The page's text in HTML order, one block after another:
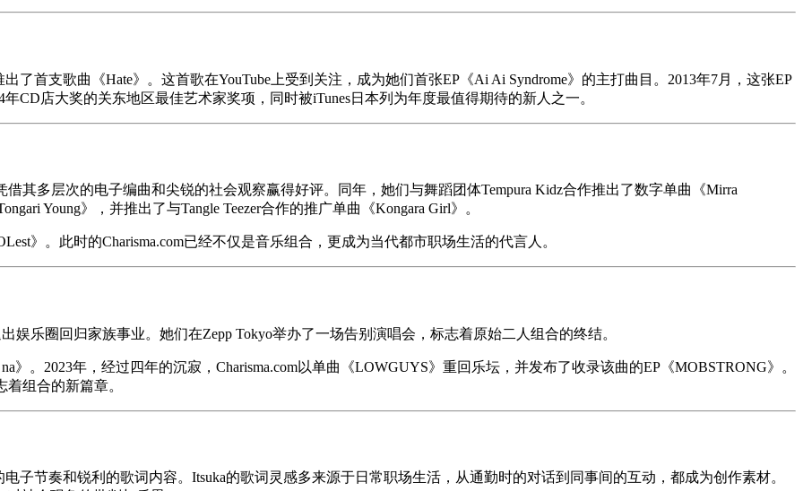
了首支歌曲《Hate》。这首歌在YouTube上受到关注，成为她们首张EP《Ai Ai Syndrome》的主打曲目。2013年7月，这张EP
CD店大奖的关东地区最佳艺术家奖项，同时被iTunes日本列为年度最值得期待的新人之一。
借其多层次的电子编曲和尖锐的社会观察赢得好评。同年，她们与舞蹈团体Tempura Kidz合作推出了数字单曲《Mirra
Young》，并推出了与Tangle Teezer合作的推广单曲《Kongara Girl》。
》。此时的Charisma.com已经不仅是音乐组合，更成为当代都市职场生活的代言人。
娱乐圈回归家族事业。她们在Zepp Tokyo举办了一场告别演唱会，标志着原始二人组合的终结。
》。2023年，经过四年的沉寂，Charisma.com以单曲《LOWGUYS》重回乐坛，并发布了收录该曲的EP《MOBSTRONG》。
着组合的新篇章。
子节奏和锐利的歌词内容。Itsuka的歌词灵感多来源于日常职场生活，从通勤时的对话到同事间的互动，都成为创作素材。